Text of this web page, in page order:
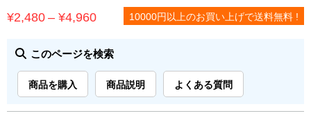
¥2,480–¥4,960価
帯:
¥2,480
¥4,960
10000円以上のお買い上げで送料無料 !
このページを検索
商品を購入 商品説明 よくある質問